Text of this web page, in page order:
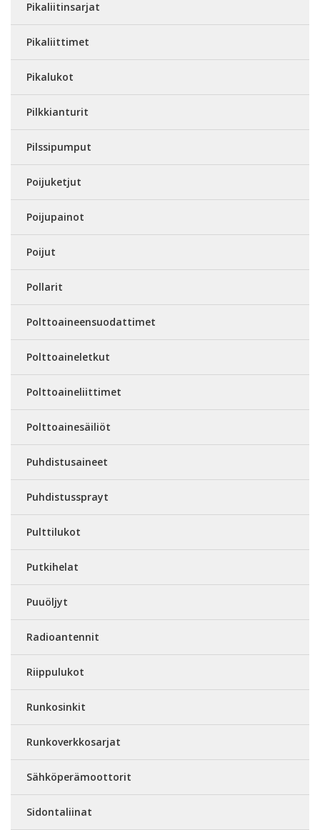
Pikaliitinsarjat
Pikaliittimet
Pikalukot
Pilkkianturit
Pilssipumput
Poijuketjut
Poijupainot
Poijut
Pollarit
Polttoaineensuodattimet
Polttoaineletkut
Polttoaineliittimet
Polttoainesäiliöt
Puhdistusaineet
Puhdistussprayt
Pulttilukot
Putkihelat
Puuöljyt
Radioantennit
Riippulukot
Runkosinkit
Runkoverkkosarjat
Sähköperämoottorit
Sidontaliinat